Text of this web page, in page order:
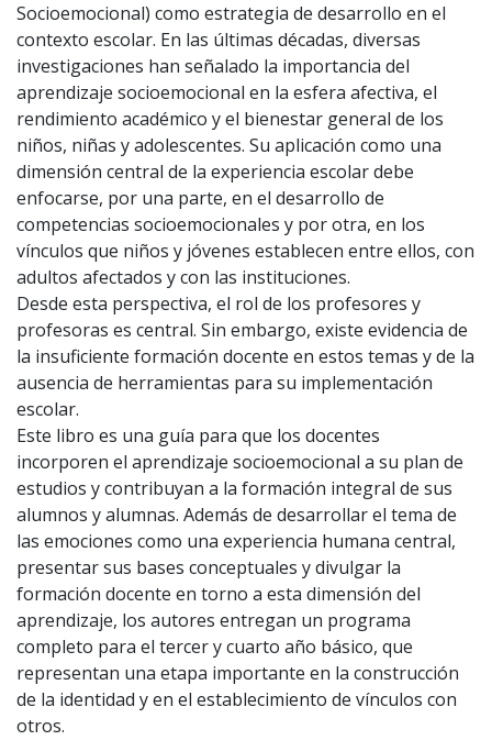
Socioemocional) como estrategia de desarrollo en el
contexto escolar. En las últimas décadas, diversas
investigaciones han señalado la importancia del
aprendizaje socioemocional en la esfera afectiva, el
rendimiento académico y el bienestar general de los
niños, niñas y adolescentes. Su aplicación como una
dimensión central de la experiencia escolar debe
enfocarse, por una parte, en el desarrollo de
competencias socioemocionales y por otra, en los
vínculos que niños y jóvenes establecen entre ellos, con
adultos afectados y con las instituciones.
Desde esta perspectiva, el rol de los profesores y
profesoras es central. Sin embargo, existe evidencia de
la insuficiente formación docente en estos temas y de la
ausencia de herramientas para su implementación
escolar.
Este libro es una guía para que los docentes
incorporen el aprendizaje socioemocional a su plan de
estudios y contribuyan a la formación integral de sus
alumnos y alumnas. Además de desarrollar el tema de
las emociones como una experiencia humana central,
presentar sus bases conceptuales y divulgar la
formación docente en torno a esta dimensión del
aprendizaje, los autores entregan un programa
completo para el tercer y cuarto año básico, que
representan una etapa importante en la construcción
de la identidad y en el establecimiento de vínculos con
otros.